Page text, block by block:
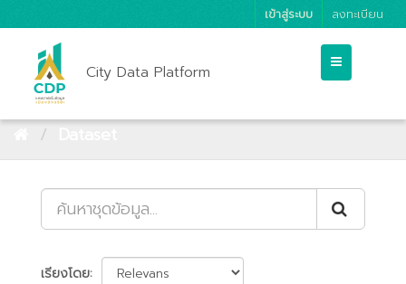
เข้าสู่ระบบ ลงทะเบียน
City Data Platform
เรียงโดย